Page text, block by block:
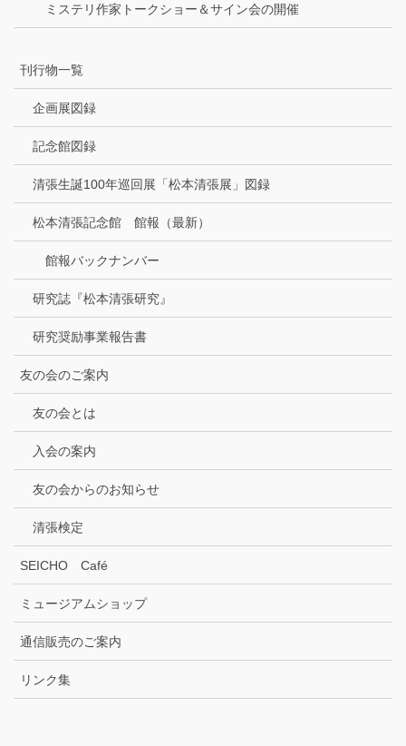
ミステリ作家トークショー＆サイン会の開催
刊行物一覧
企画展図録
記念館図録
清張生誕100年巡回展「松本清張展」図録
松本清張記念館 館報（最新）
館報バックナンバー
研究誌『松本清張研究』
研究奨励事業報告書
友の会のご案内
友の会とは
入会の案内
友の会からのお知らせ
清張検定
SEICHO Café
ミュージアムショップ
通信販売のご案内
リンク集